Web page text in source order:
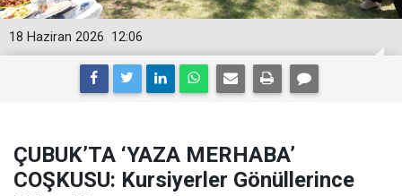
12:06
18 Haziran 2026
ÇUBUK’TA ‘YAZA MERHABA’
COŞKUSU: Kursiyerler Gönüllerince